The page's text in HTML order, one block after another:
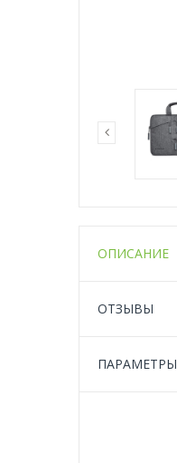
ОПИСАНИЕ
ОТЗЫВЫ
ПАРАМЕТРЫ